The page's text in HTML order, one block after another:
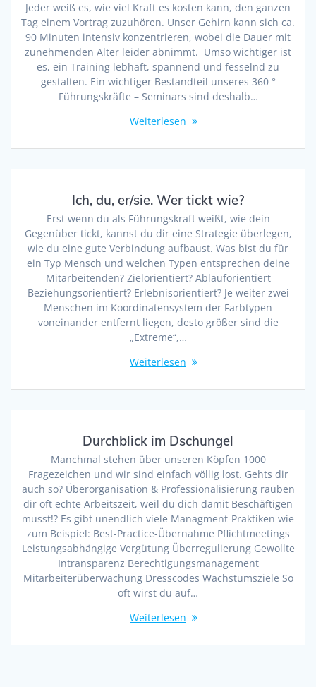
Jeder weiß es, wie viel Kraft es kosten kann, den ganzen
Tag einem Vortrag zuzuhören. Unser Gehirn kann sich ca.
90 Minuten intensiv konzentrieren, wobei die Dauer mit
zunehmenden Alter leider abnimmt. Umso wichtiger ist
es, ein Training lebhaft, spannend und fesselnd zu
gestalten. Ein wichtiger Bestandteil unseres 360 °
Führungskräfte – Seminars sind deshalb…
Weiterlesen
Ich, du, er/sie. Wer tickt wie?
Erst wenn du als Führungskraft weißt, wie dein
Gegenüber tickt, kannst du dir eine Strategie überlegen,
wie du eine gute Verbindung aufbaust. Was bist du für
ein Typ Mensch und welchen Typen entsprechen deine
Mitarbeitenden? Zielorientiert? Ablauforientiert
Beziehungsorientiert? Erlebnisorientiert? Je weiter zwei
Menschen im Koordinatensystem der Farbtypen
voneinander entfernt liegen, desto größer sind die
„Extreme“,…
Weiterlesen
Durchblick im Dschungel
Manchmal stehen über unseren Köpfen 1000
Fragezeichen und wir sind einfach völlig lost. Gehts dir
auch so? Überorganisation & Professionalisierung rauben
dir oft echte Arbeitszeit, weil du dich damit Beschäftigen
musst!? Es gibt unendlich viele Managment-Praktiken wie
zum Beispiel: Best-Practice-Übernahme Pflichtmeetings
Leistungsabhängige Vergütung Überregulierung Gewollte
Intransparenz Berechtigungsmanagement
Mitarbeiterüberwachung Dresscodes Wachstumsziele So
oft wirst du auf…
Weiterlesen